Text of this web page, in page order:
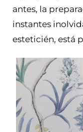
antes, la
instantes
esteticién, está